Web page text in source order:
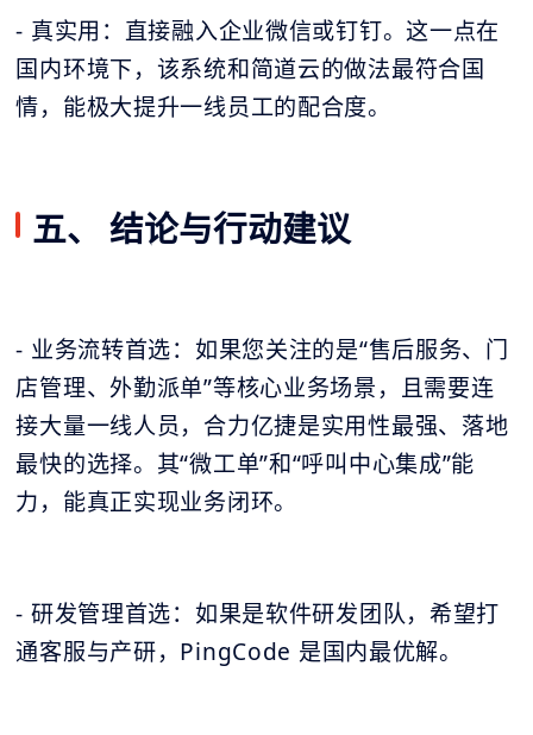
- 真实用：直接融入企业微信或钉钉。这一点在
国内环境下，该系统和简道云的做法最符合国
情，能极大提升一线员工的配合度。
五、 结论与行动建议
- 业务流转首选：如果您关注的是“售后服务、门
店管理、外勤派单”等核心业务场景，且需要连
接大量一线人员，合力亿捷是实用性最强、落地
最快的选择。其“微工单”和“呼叫中心集成”能
力，能真正实现业务闭环。
- 研发管理首选：如果是软件研发团队，希望打
通客服与产研，PingCode 是国内最优解。